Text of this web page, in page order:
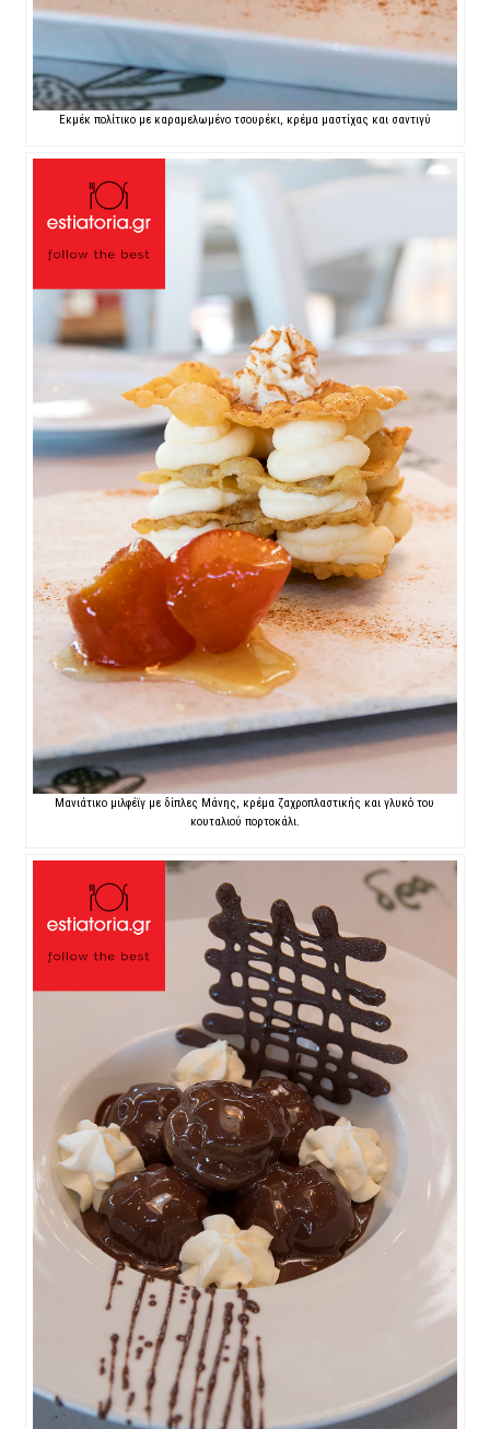
Εκμέκ πολίτικο με καραμελωμένο τσουρέκι, κρέμα μαστίχας και σαντιγύ
Μανιάτικο μιλφέϊγ με δίπλες Μάνης, κρέμα ζαχροπλαστικής και γλυκό του
κουταλιού πορτοκάλι.